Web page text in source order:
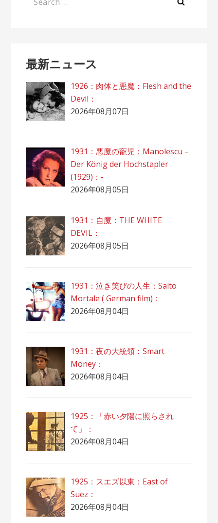
最新ニュース
1926：肉体と悪魔：Flesh and the
Devil：
2026年08月07日
1931：悪魔の寵児：Manolescu –
Der König der Hochstapler
(1929)：-
2026年08月05日
1931：自魔：ТHЕ WHITE
DEVIL：
2026年08月05日
1931：泣き笑びの人生：Salto
Mortale ( German film)：
2026年08月04日
1931：夜の大統領：Smart
Money：
2026年08月04日
1925：「赤い夕陽に照らされ
て」：
2026年08月04日
1925：スエズ以東：East of
Suez：
2026年08月04日